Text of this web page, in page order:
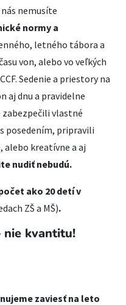
nemusíte
normy a
letného tábora a
von, alebo vo veľkých
Sedenie a priestory na
aj dnu a pravidelne
zabezpečili vlastné
posedením, pripravili
alebo kreatívne a aj
nudiť nebudú.
ako 20 detí v
ZŠ a MŠ).
nie kvantitu!
zaviesť na leto